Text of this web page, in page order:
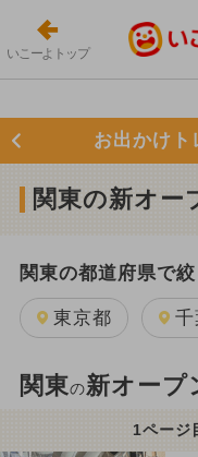
いこーよトップ
お出かけト
関東の新オー
関東の都道府県で
東京都 千
関東の新オープ
1ページ